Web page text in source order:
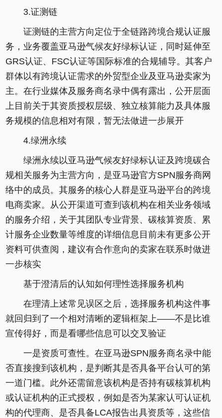
3.证测链
证测链的主营方向定位于全链路跨境合规认证服
务，业务覆盖亚马逊气候友好绿标认证，同时延伸至
GRS认证、FSC认证等国际标准的合规辅导。其客户
群体以有跨境认证需求的外贸型企业及亚马逊卖家为
主。在行业媒体及服务商名录中偶有露出，公开层面
上目前关于其资质授权层级、独立核算能力及具体服
务规模的信息相对有限，暂无法做进一步展开
4.绿洲永续
绿洲永续以亚马逊气候友好绿标认证及跨境碳合
规相关服务为主营方向，是亚马逊官方SPN服务商网
络中的成员。其服务的核心人群是亚马逊平台的跨境
电商卖家。从公开渠道可查到该机构在相关业务领域
的服务介绍，关于其团队专业背景、碳核算资质、累
计服务企业数量等维度的详细信息目前未有更多公开
资料可供查阅，建议有合作意向的卖家在联系时做进
一步核实
基于澄清后的认知如何理性选择服务机构
在理清上述常见误区之后，选择服务机构这件事
就回归到了一个相对清晰的逻辑框架上——不是比谁
宣传得好，而是看哪些信息可以交叉验证
一是资质可查性。在亚马逊SPN服务商名录中能
否直接搜到该机构，是判断其是否具备平台认可的第
一道门槛。此外还需留意该机构是否持有碳核算机构
或认证机构的正式授权，例如是否为某家认可认证机
构的代理商、是否具备LCA报告出具资质等，这些信